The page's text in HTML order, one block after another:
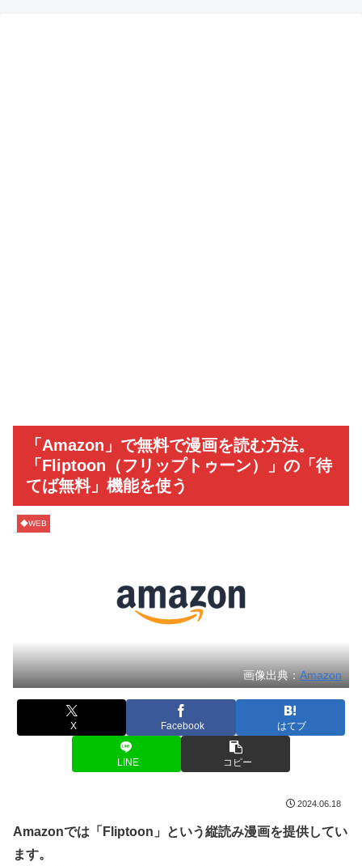
「Amazon」で無料で漫画を読む方法。
「Fliptoon（フリップトゥーン）」の「待
てば無料」機能を使う
◆WEB
画像出典：Amazon
X Facebook はてブ
LINE コピー
2024.06.18
Amazonでは「Fliptoon」という縦読み漫画を提供してい
ます。